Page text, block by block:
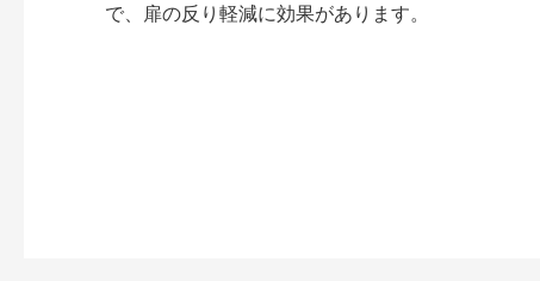
で、扉の反り軽減に効果があります。